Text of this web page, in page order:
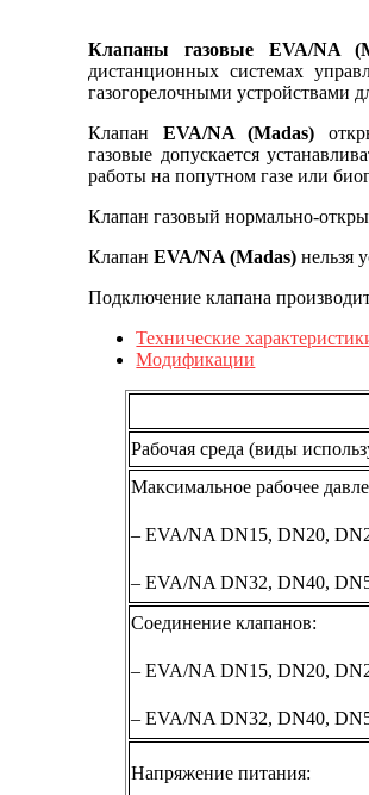
Клапаны газовые EVA/NA
дистанционных системах
газогорелочными устройствами
Клапан EVA/NA (Madas)
газовые допускается
работы на попутном газе или
Клапан газовый нормально-
КлапанEVA/NA (Madas) нельзя
Подключение клапана
Технические
Модификации
Рабочая среда (виды
Максимальное рабочее
– EVA/NA DN15, DN20,
– EVA/NA DN32, DN40,
Соединение клапанов:
– EVA/NA DN15, DN20,
– EVA/NA DN32, DN40,
Напряжение питания: